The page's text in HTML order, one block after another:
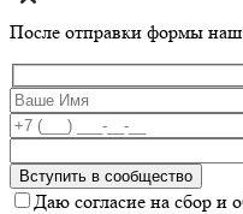
После отправки формы наш
Даю согласие на сбор и